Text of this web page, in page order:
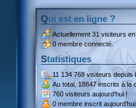
Qui est en ligne ?
Actuellement 31 visiteurs
0 membre connecté.
Statistiques
11 134 768 visiteursdepuis
Au total, 18847 inscritsà la
760 visiteurs aujourd'hui !
0 membre inscrit aujourd'hui